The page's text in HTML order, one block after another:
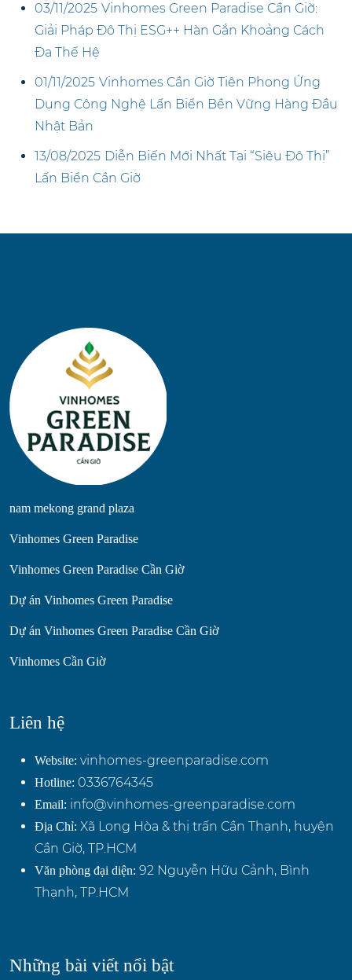
03/11/2025 Vinhomes Green Paradise Cần Giờ:
Giải Pháp Đô Thị ESG++ Hàn Gắn Khoảng Cách
Đa Thế Hệ
01/11/2025 Vinhomes Cần Giờ Tiên Phong Ứng
Dụng Công Nghệ Lấn Biển Bền Vững Hàng Đầu
Nhật Bản
13/08/2025 Diễn Biến Mới Nhất Tại “Siêu Đô Thị”
Lấn Biển Cần Giờ
nam mekong grand plaza
Vinhomes Green Paradise
Vinhomes Green Paradise Cần Giờ
Dự án Vinhomes Green Paradise
Dự án Vinhomes Green Paradise Cần Giờ
Vinhomes Cần Giờ
Liên hệ
Website: vinhomes-greenparadise.com
Hotline: 0336764345
Email: info@vinhomes-greenparadise.com
Địa Chỉ: Xã Long Hòa & thị trấn Cần Thạnh, huyện
Cần Giờ, TP.HCM
Văn phòng đại diện: 92 Nguyễn Hữu Cảnh, Bình
Thạnh, TP.HCM
Những bài viết nổi bật